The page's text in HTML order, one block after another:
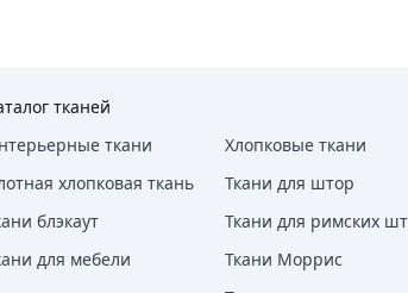
отбеливания. Сушить в тени. Гладить на
тканей
ткани
Хлопковые ткани
хлопковая ткань
Ткани для штор
блэкаут
Ткани для римских
для мебели
Ткани Моррис